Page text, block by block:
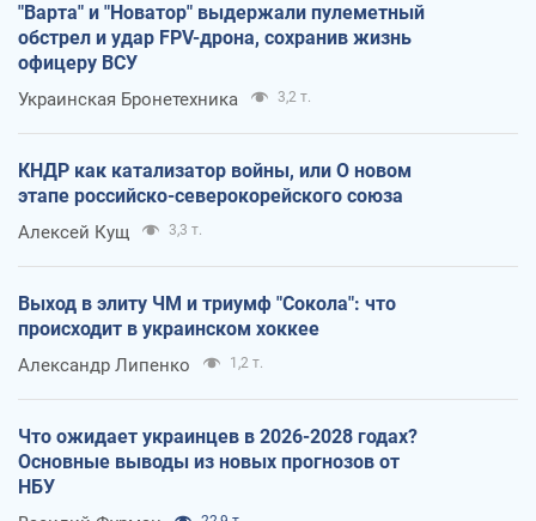
"Варта" и "Новатор" выдержали пулеметный
обстрел и удар FPV-дрона, сохранив жизнь
офицеру ВСУ
Украинская Бронетехника 3,2 т.
КНДР как катализатор войны, или О новом
этапе российско-северокорейского союза
Алексей Кущ 3,3 т.
Выход в элиту ЧМ и триумф "Сокола": что
происходит в украинском хоккее
Александр Липенко 1,2 т.
Что ожидает украинцев в 2026-2028 годах?
Основные выводы из новых прогнозов от
НБУ